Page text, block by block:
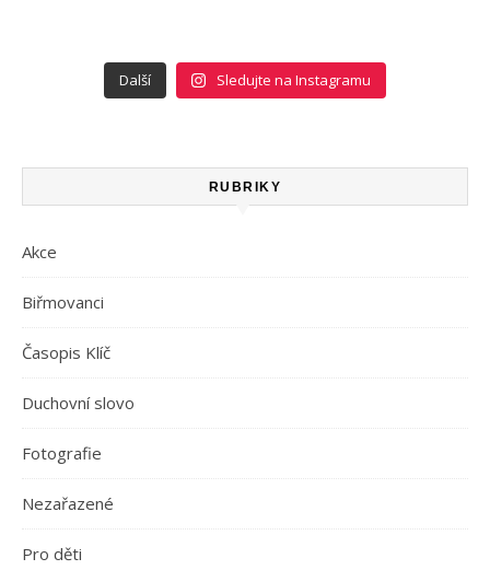
Další Sledujte na Instagramu
RUBRIKY
Akce
Biřmovanci
Časopis Klíč
Duchovní slovo
Fotografie
Nezařazené
Pro děti